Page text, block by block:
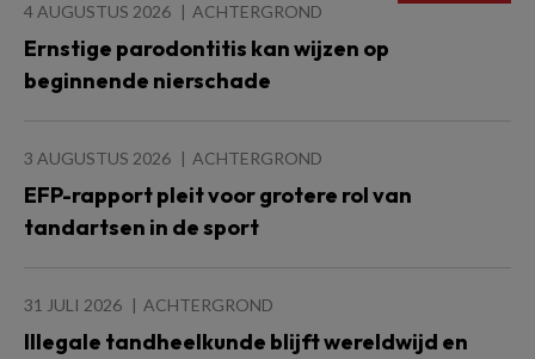
4 AUGUSTUS 2026 ACHTERGROND
Ernstige parodontitis kan wijzen op
beginnende nierschade
3 AUGUSTUS 2026 ACHTERGROND
EFP-rapport pleit voor grotere rol van
tandartsen in de sport
31 JULI 2026 ACHTERGROND
Illegale tandheelkunde blijft wereldwijd en